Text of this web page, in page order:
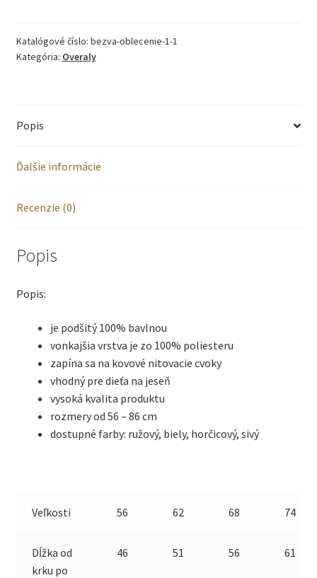
-
Katalógové číslo: bezva-oblecenie-1-1
Kategória: Overaly
Popis
Ďalšie informácie
Recenzie (0)
Popis
Popis:
je podšitý 100% bavlnou
vonkajšia vrstva je zo 100% poliesteru
zapína sa na kovové nitovacie cvoky
vhodný pre dieťa na jeseň
vysoká kvalita produktu
rozmery od 56 – 86 cm
dostupné farby: ružový, biely, horčicový, sivý
Veľkosti 56 62 68 74
Dĺžka od
krku po
46 51 56 61